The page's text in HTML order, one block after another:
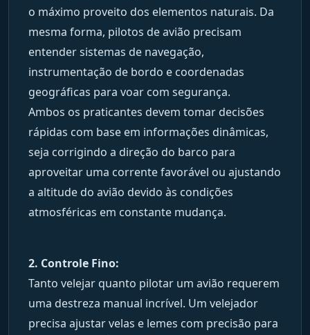
o máximo proveito dos elementos naturais. Da
mesma forma, pilotos de avião precisam
entender sistemas de navegação,
instrumentação de bordo e coordenadas
geográficas para voar com segurança.
Ambos os praticantes devem tomar decisões
rápidas com base em informações dinâmicas,
seja corrigindo a direção do barco para
aproveitar uma corrente favorável ou ajustando
a altitude do avião devido às condições
atmosféricas em constante mudança.
2. Controle Fino:
Tanto velejar quanto pilotar um avião requerem
uma destreza manual incrível. Um velejador
precisa ajustar velas e lemes com precisão para